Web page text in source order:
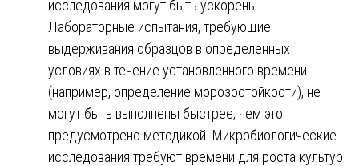
исследования могут быть ускорены.
Лабораторные испытания, требующие
выдерживания образцов в определенных
условиях в течение установленного времени
(например, определение морозостойкости), не
могут быть выполнены быстрее, чем это
предусмотрено методикой. Микробиологические
исследования требуют времени для роста культур